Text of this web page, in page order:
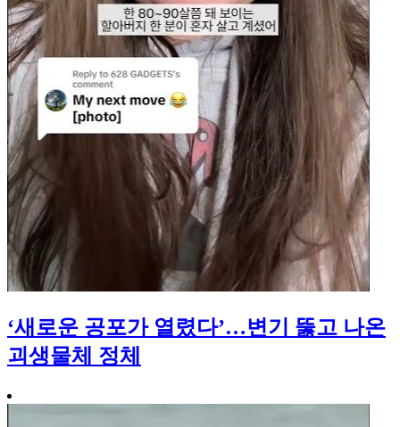
‘새로운 공포가 열렸다’…변기 뚫고 나온
괴생물체 정체